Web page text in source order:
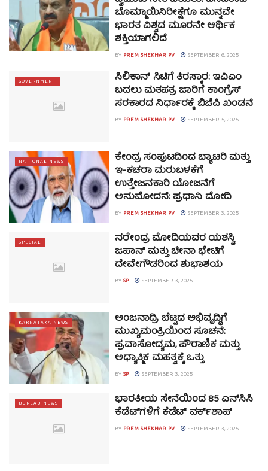
ಬೊಮ್ಮಾಯಿನಿರೀಕ್ಷೆಗೂ ಮುನ್ನವೇ
ಭಾರತ ವಿಶ್ವದ ಮೂರನೇ ಆರ್ಥಿಕ
ಶಕ್ತಿಯಾಗಲಿದೆ
BY PREM SHEKHAR PV SEPTEMBER 6, 2025
GOVERNMENT ಸಿಲಿಕಾನ್ ಸಿಟಿಗೆ ತಿರಸ್ಕಾರ: ಇವಿಎಂ
ಬದಲು ಮತಪತ್ರ ಜಾರಿಗೆ ಕಾಂಗ್ರೆಸ್
ಸರಕಾರದ ನಿರ್ಧಾರಕ್ಕೆ ಬಿಜೆಪಿ ಖಂಡನೆ
BY PREM SHEKHAR PV SEPTEMBER 5, 2025
NATIONAL NEWS ಕೇಂದ್ರ ಸಂಪುಟದಿಂದ ಬ್ಯಾಟರಿ ಮತ್ತು
ಇ-ಕಚರಾ ಮರುಬಳಕೆಗೆ
ಉತ್ತೇಜನಕಾರಿ ಯೋಜನೆಗೆ
ಅನುಮೋದನೆ: ಪ್ರಧಾನಿ ಮೋದಿ
BY PREM SHEKHAR PV SEPTEMBER 3, 2025
SPECIAL ನರೇಂದ್ರ ಮೋದಿಯವರ ಯಶಸ್ವಿ
ಜಪಾನ್ ಮತ್ತು ಚೀನಾ ಭೇಟಿಗೆ
ದೇವೇಗೌಡರಿಂದ ಶುಭಾಶಯ
BYSP SEPTEMBER 3, 2025
KARNATAKA NEWS ಅಂಜನಾದ್ರಿ ಬೆಟ್ಟದ ಅಭಿವೃದ್ಧಿಗೆ
ಮುಖ್ಯಮಂತ್ರಿಯಿಂದ ಸೂಚನೆ:
ಪ್ರವಾಸೋದ್ಯಮ, ಪೌರಾಣಿಕ ಮತ್ತು
ಅಧ್ಯಾತ್ಮಿಕ ಮಹತ್ವಕ್ಕೆ ಒತ್ತು
BYSP SEPTEMBER 3, 2025
BUREAU NEWS ಭಾರತೀಯ ಸೇನೆಯಿಂದ 85 ಎನ್‌ಸಿಸಿ
ಕೆಡೆಟ್‌ಗಳಿಗೆ ಕೆಡೆಟ್ ವರ್ಕ್‌ಶಾಪ್
BY PREM SHEKHAR PV SEPTEMBER 3, 2025